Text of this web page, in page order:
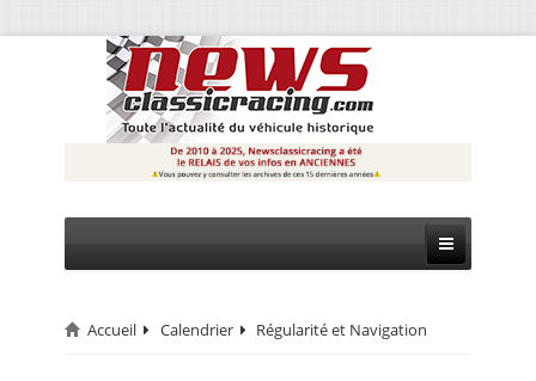
CIRCUIT
Accueil Calendrier Régularité et Navigation